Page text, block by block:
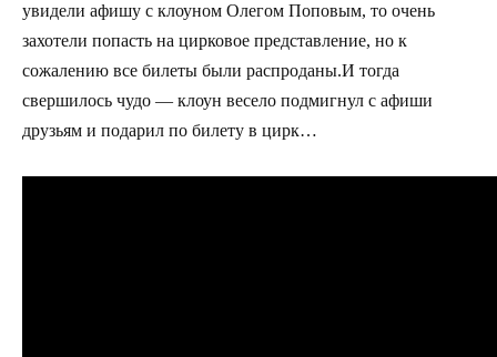
увидели афишу с клоуном Олегом Поповым, то очень
захотели попасть на цирковое представление, но к
сожалению все билеты были распроданы.И тогда
свершилось чудо — клоун весело подмигнул с афиши
друзьям и подарил по билету в цирк…